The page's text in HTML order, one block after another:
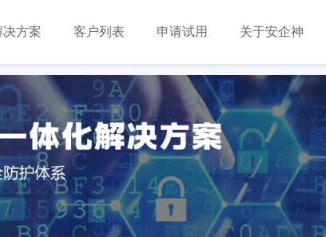
决方案 客户列表 申请试用 关于安企神